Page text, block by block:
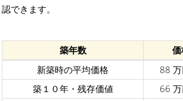
認できます。
築年数
新築時の平均価格
88
築１０年・残存価値
66